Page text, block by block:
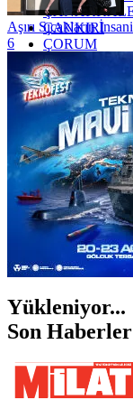
ÇANKIRI
ÇORUM
İSTANBUL
İZMİR
ŞANLIURFA
ŞIRNAK
Aşırı Sıcakların
6
Yükleniyor...
Son Haberler